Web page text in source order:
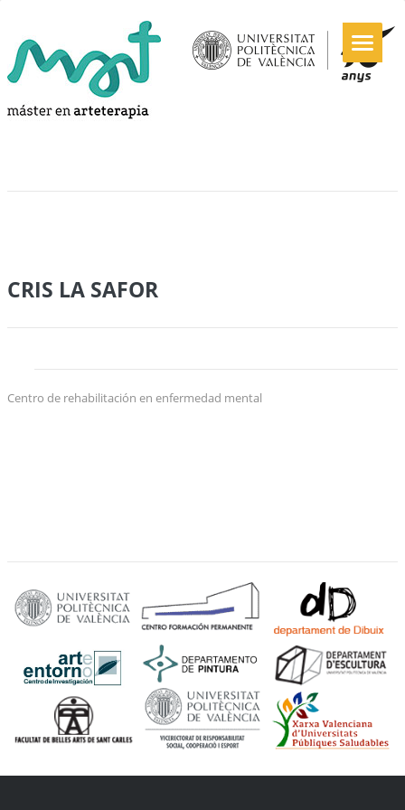
CRIS LA SAFOR
Centro de rehabilitación en enfermedad mental